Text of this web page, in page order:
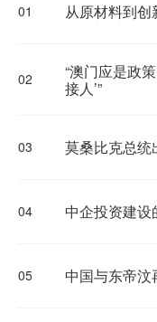
01 从原材料到
02
“澳门应是政
接人’”
03 莫桑比克总统
04 中企投资建
05 中国与东帝